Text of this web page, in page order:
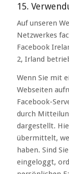
15.
Auf unseren
Netzwerkes
Facebook
2, Irland
Wenn Sie mit
Webseiten
Facebook-
durch
dargestellt.
übermittelt,
haben. Sind
eingeloggt,